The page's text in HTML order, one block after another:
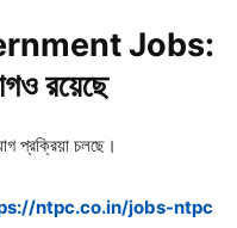
Jobs:
রয়েছে
প্রক্রিয়া চলছে।
ntpc.co.in/jobs-ntpc